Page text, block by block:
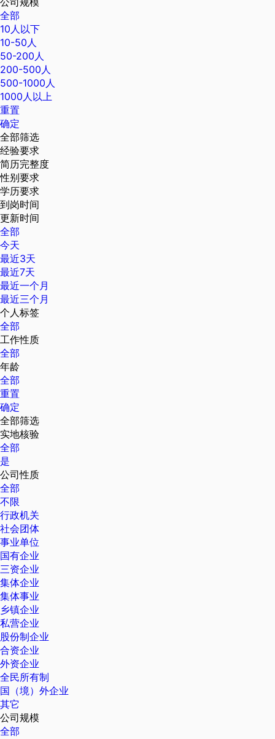
全部
10人以下
10-50人
50-200人
200-500人
500-1000人
1000人以上
重置
确定
全部筛选
经验要求
简历完整度
性别要求
学历要求
到岗时间
更新时间
全部
今天
最近3天
最近7天
最近一个月
最近三个月
个人标签
全部
工作性质
全部
年龄
全部
重置
确定
全部筛选
实地核验
全部
是
公司性质
全部
不限
行政机关
社会团体
事业单位
国有企业
三资企业
集体企业
集体事业
乡镇企业
私营企业
股份制企业
合资企业
外资企业
全民所有制
国（境）外企业
其它
公司规模
全部